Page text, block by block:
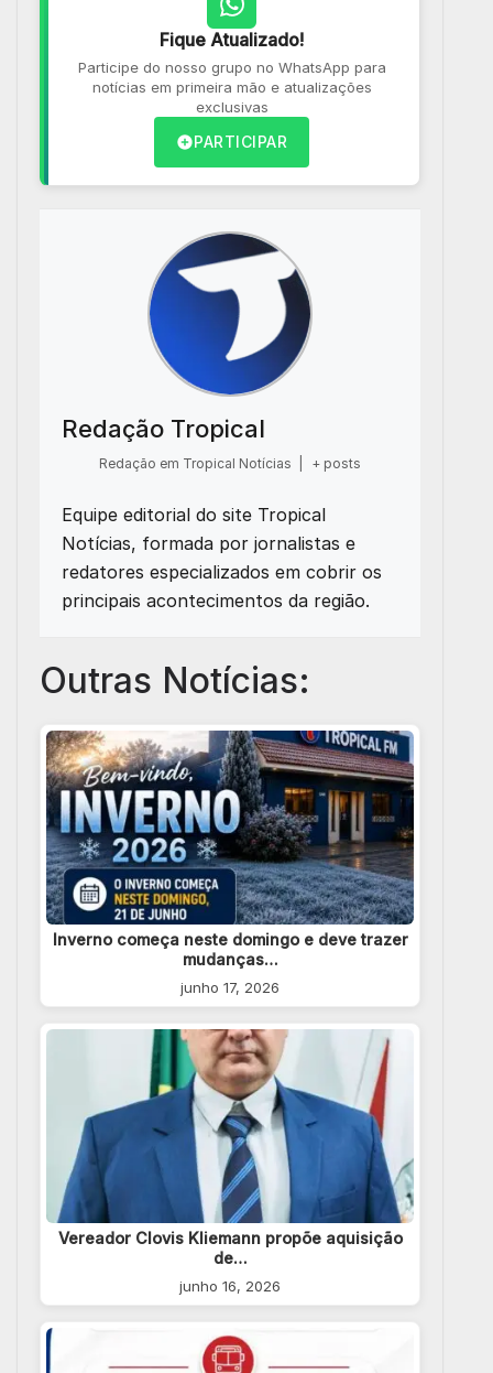
Fique Atualizado!
Participe do nosso grupo no WhatsApp para
notícias em primeira mão e atualizações
exclusivas
PARTICIPAR
Redação Tropical
Redação em Tropical Notícias + posts
Equipe editorial do site Tropical
Notícias, formada por jornalistas e
redatores especializados em cobrir os
principais acontecimentos da região.
Outras Notícias:
Inverno começa neste domingo e deve trazer
mudanças…
junho 17, 2026
Vereador Clovis Kliemann propõe aquisição
de…
junho 16, 2026